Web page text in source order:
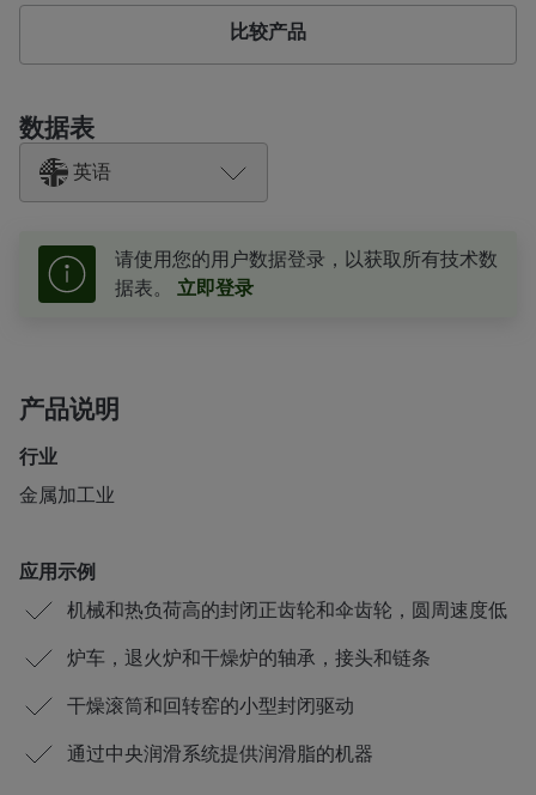
比较产品
数据表
英语
请使用您的用户数据登录，以获取所有技术数
据表。 立即登录
产品说明
行业
金属加工业
应用示例
机械和热负荷高的封闭正齿轮和伞齿轮，圆周速度低
炉车，退火炉和干燥炉的轴承，接头和链条
干燥滚筒和回转窑的小型封闭驱动
通过中央润滑系统提供润滑脂的机器